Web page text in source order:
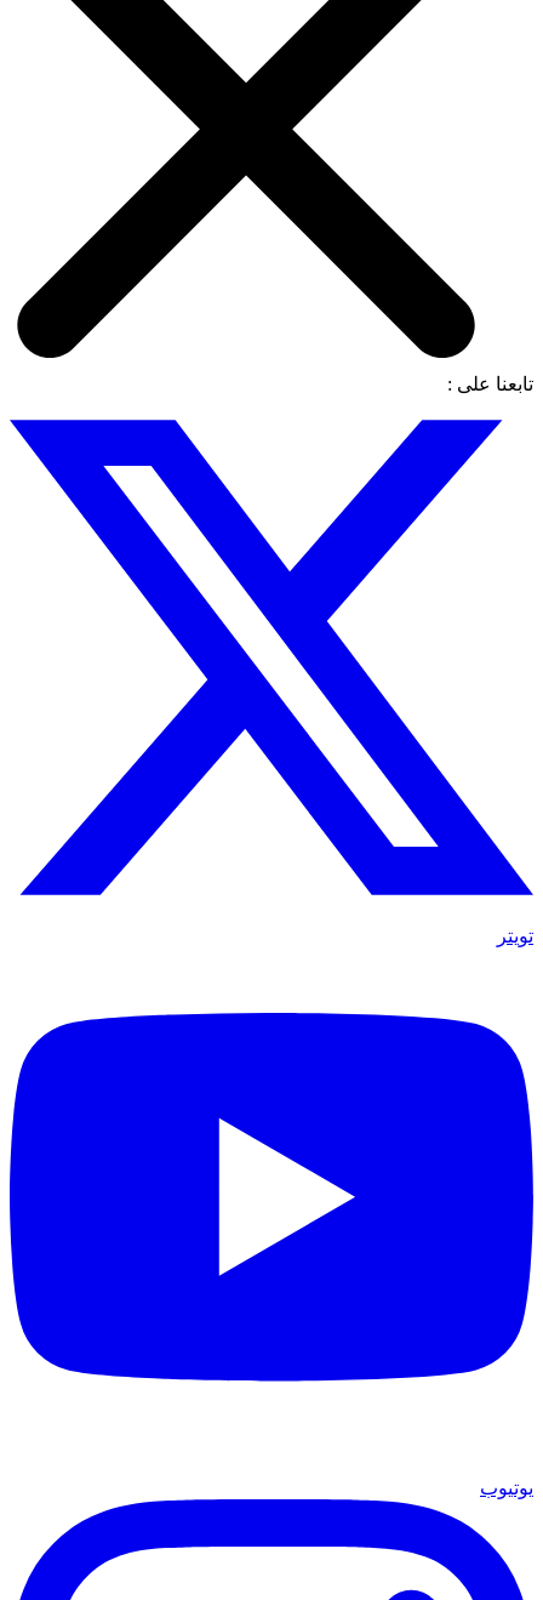
تابعنا على :
تويتر
يوتيوب